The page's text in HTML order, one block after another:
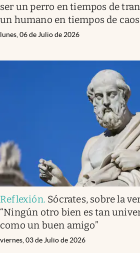
ser un perro en tiempos de
un humano en tiempos de
lunes, 06 de Julio de 2026
Reflexión. Sócrates, sobre la
“Ningún otro bien es tan
como un buen amigo”
viernes, 03 de Julio de 2026